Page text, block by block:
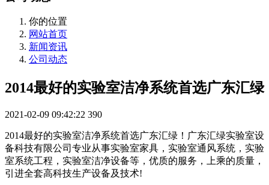
你的位置
网站首页
新闻资讯
公司动态
2014最好的实验室洁净系统首选广东汇绿
2021-02-09 09:42:22 390
2014最好的实验室洁净系统首选广东汇绿！广东汇绿实验室设
备科技有限公司专业从事实验室家具，实验室通风系统，实验
室系统工程，实验室洁净设备等，优质的服务，上乘的质量，
引进全套高科技生产设备及技术!